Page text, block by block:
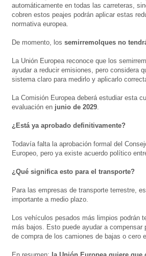
automáticamente en todas las carreteras,
cobren estos peajes podrán aplicar estas
normativa europea.
De momento, los semirremolques no
La Unión Europea reconoce que los
ayudar a reducir emisiones, pero considera
sistema claro para medirlo y aplicarlo
La Comisión Europea deberá estudiar esta
evaluación en junio de 2029
¿Está ya aprobado definitivamente?
Todavía falta la aprobación formal del
Europeo, pero ya existe acuerdo político
¿Qué significa esto para el transporte?
Para las empresas de transporte terrestre,
importante a medio plazo.
Los vehículos pesados más limpios podrán
más bajos. Esto puede ayudar a compensar
de compra de los camiones de bajas o cero